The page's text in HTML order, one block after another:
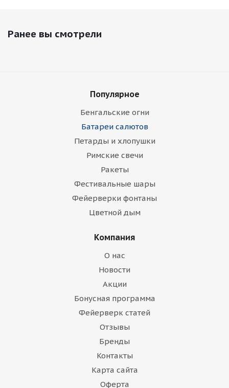
Ранее вы смотрели
Популярное
Бенгальские огни
Батареи салютов
Петарды и хлопушки
Римские свечи
Ракеты
Фестивальные шары
Фейерверки фонтаны
Цветной дым
Компания
О нас
Новости
Акции
Бонусная программа
Фейерверк статей
Отзывы
Бренды
Контакты
Карта сайта
Оферта